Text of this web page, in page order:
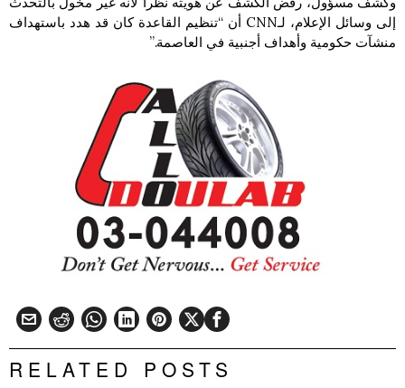
إلى وسائل الإعلام، لـCNN أن “تنظيم القاعدة كان قد هدد باستهداف
منشآت حكومية وأهداف أجنبية في العاصمة.”
RELATED POSTS